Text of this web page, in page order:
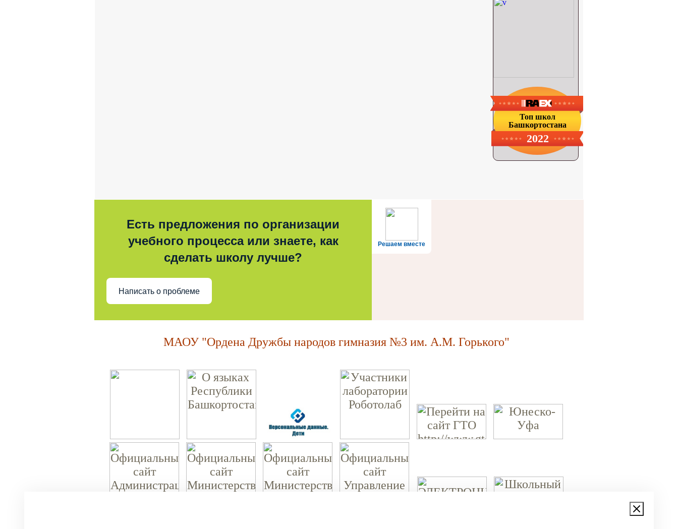
Топ школ
Башкортостана
2022
Решаем вместе
Есть предложения по организации
учебного процесса или знаете, как
сделать школу лучше?
Написать о проблеме
МАОУ "Ордена Дружбы народов гимназия №3 им. А.М. Горького"